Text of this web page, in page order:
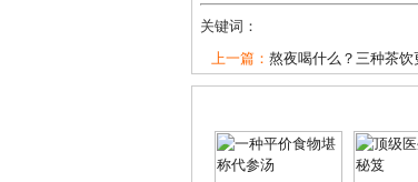
关键词：
上一篇： 熬夜喝什么？三种茶饮